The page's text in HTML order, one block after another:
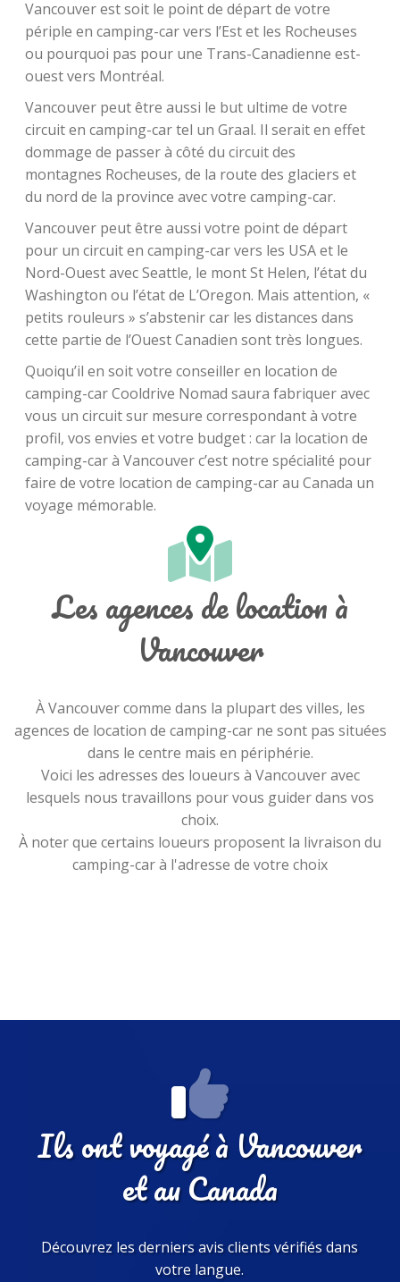
Vancouver est soit le point de départ de votre
périple en camping-car vers l’Est et les Rocheuses
ou pourquoi pas pour une Trans-Canadienne est-
ouest vers Montréal.
Vancouver peut être aussi le but ultime de votre
circuit en camping-car tel un Graal. Il serait en effet
dommage de passer à côté du circuit des
montagnes Rocheuses, de la route des glaciers et
du nord de la province avec votre camping-car.
Vancouver peut être aussi votre point de départ
pour un circuit en camping-car vers les USA et le
Nord-Ouest avec Seattle, le mont St Helen, l’état du
Washington ou l’état de L’Oregon. Mais attention, «
petits rouleurs » s’abstenir car les distances dans
cette partie de l’Ouest Canadien sont très longues.
Quoiqu’il en soit votre conseiller en location de
camping-car Cooldrive Nomad saura fabriquer avec
vous un circuit sur mesure correspondant à votre
profil, vos envies et votre budget : car la location de
camping-car à Vancouver c’est notre spécialité pour
faire de votre location de camping-car au Canada un
voyage mémorable.
Les agences de location à
Vancouver
À Vancouver comme dans la plupart des villes, les
agences de location de camping-car ne sont pas situées
dans le centre mais en périphérie.
Voici les adresses des loueurs à Vancouver avec
lesquels nous travaillons pour vous guider dans vos
choix.
À noter que certains loueurs proposent la livraison du
camping-car à l'adresse de votre choix
Ils ont voyagé à Vancouver
et au Canada
Découvrez les derniers avis clients vérifiés dans
votre langue.